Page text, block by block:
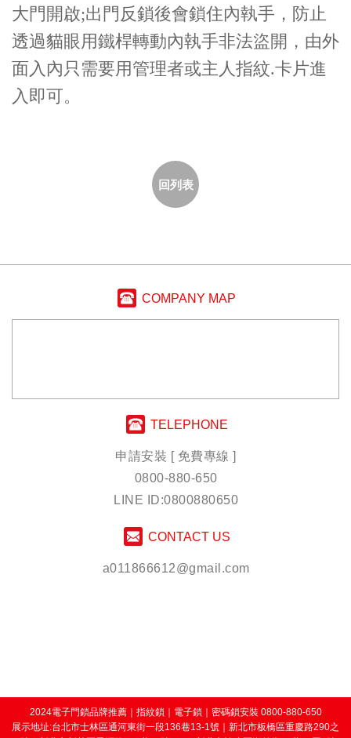
大門開啟;出門反鎖後會鎖住內執手，防止
透過貓眼用鐵桿轉動內執手非法盜開，由外
面入內只需要用管理者或主人指紋.卡片進
入即可。
回列表
COMPANY MAP
TELEPHONE
申請安裝 [ 免費專線 ]
0800-880-650
LINE ID:0800880650
CONTACT US
a011866612@gmail.com
2024電子門鎖品牌推薦｜ 指紋鎖 電子鎖 密碼鎖安裝0800-880-650
展示地址:台北市士林區通河東街一段136巷13-1號｜新北市板橋區重慶路290之